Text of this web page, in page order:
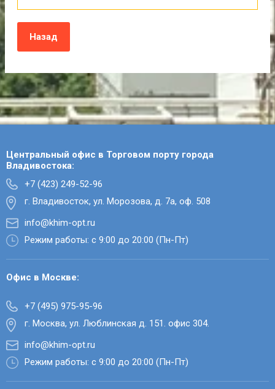
Назад
Центральный офис в Торговом порту города
Владивостока:
+7 (423) 249-52-96
г. Владивосток, ул. Морозова, д. 7а, оф. 508
info@khim-opt.ru
Режим работы: с 9:00 до 20:00 (Пн-Пт)
Офис в Москве:
+7 (495) 975-95-96
г. Москва, ул. Люблинская д. 151. офис 304.
info@khim-opt.ru
Режим работы: с 9:00 до 20:00 (Пн-Пт)